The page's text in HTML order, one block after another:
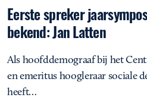
Eerste spreker
bekend: Jan Latten
Als hoofddemograaf bij het
en emeritus hoogleraar sociale
heeft…